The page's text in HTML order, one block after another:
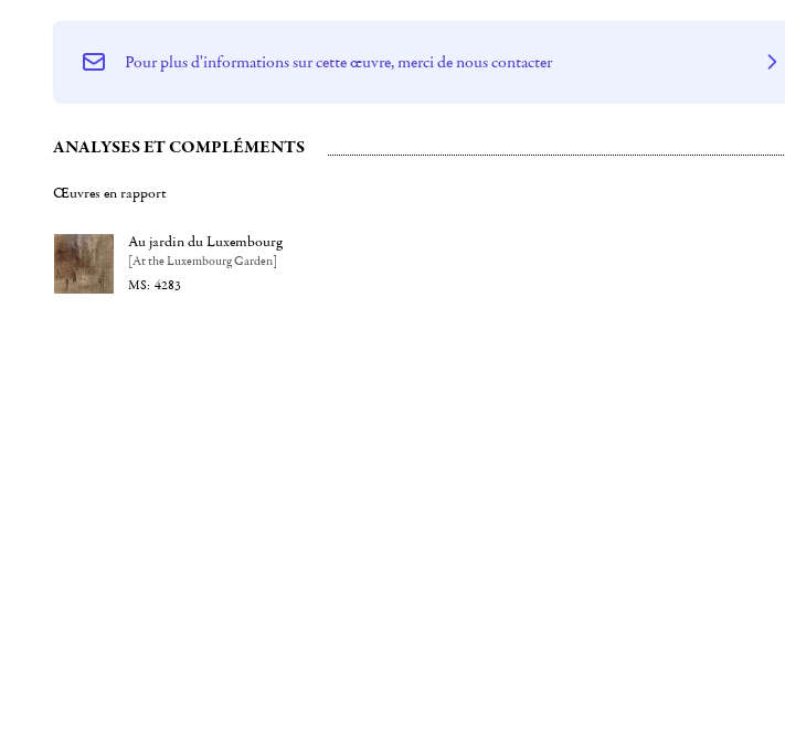
Pour plus d'informations sur cette œuvre, merci de nous contacter
ANALYSES ET COMPLÉMENTS
Œuvres en rapport
Au jardin du Luxembourg
[At the Luxembourg Garden]
4283